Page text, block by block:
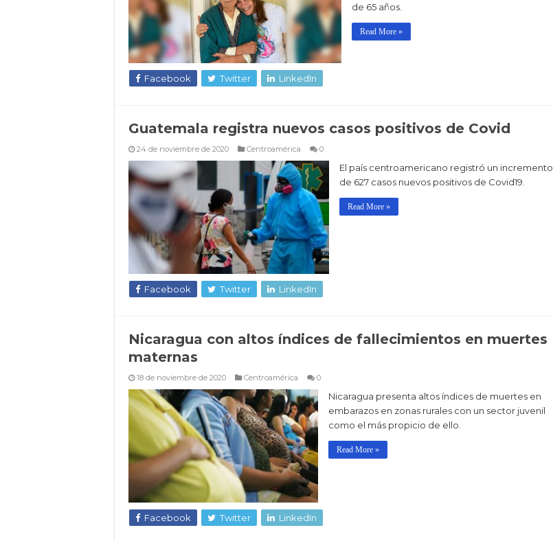
de 65 años.
Read More »
Facebook Twitter LinkedIn
Guatemala registra nuevos casos positivos de Covid
24 de noviembre de 2020 Centroamérica 0
El país centroamericano registró un incremento
de 627 casos nuevos positivos de Covid19.
Read More »
Facebook Twitter LinkedIn
Nicaragua con altos índices de fallecimientos en muertes
maternas
18 de noviembre de 2020 Centroamérica 0
Nicaragua presenta altos índices de muertes en
embarazos en zonas rurales con un sector juvenil
como el más propicio de ello.
Read More »
Facebook Twitter LinkedIn